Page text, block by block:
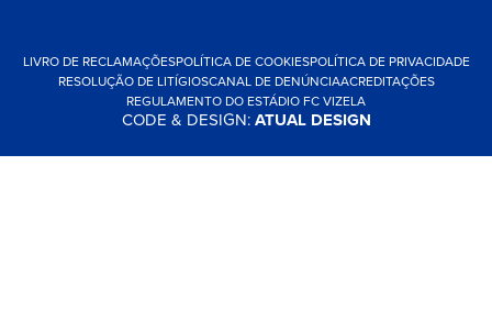
LIVRO DE RECLAMAÇÕESPOLÍTICA DE COOKIESPOLÍTICA DE PRIVACIDADE
RESOLUÇÃO DE LITÍGIOSCANAL DE DENÚNCIAACREDITAÇÕES
REGULAMENTO DO ESTÁDIO FC VIZELA
CODE & DESIGN:ATUAL DESIGN